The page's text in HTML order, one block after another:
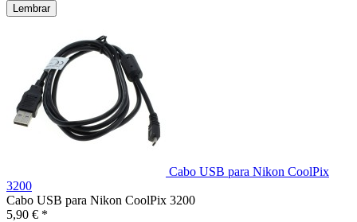
Lembrar
Cabo USB para Nikon CoolPix
3200
Cabo USB para Nikon CoolPix 3200
5,90 € *